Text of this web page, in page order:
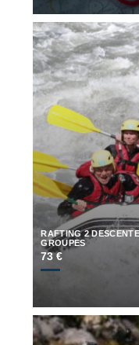
RAFTING 2
GROUPES
73 €